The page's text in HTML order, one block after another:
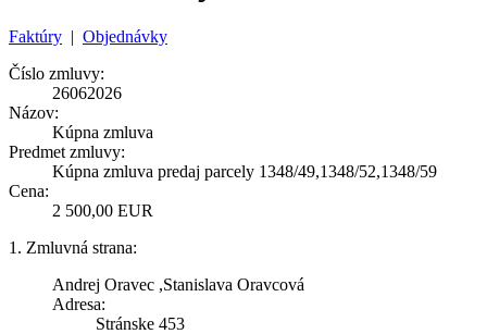
Faktúry | Objednávky
Číslo zmluvy:
26062026
Názov:
Kúpna zmluva
Predmet zmluvy:
Kúpna zmluva predaj parcely 1348/49,1348/52,1348/59
Cena:
2 500,00 EUR
1. Zmluvná strana:
Andrej Oravec ,Stanislava Oravcová
Adresa:
Stránske 453